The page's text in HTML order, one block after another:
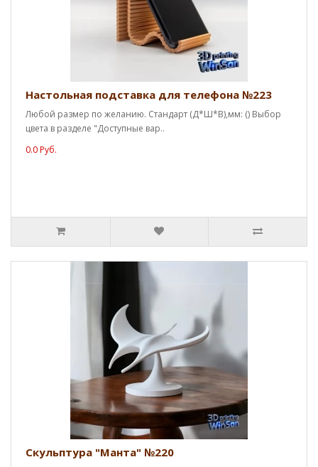
Настольная подставка для телефона №223
Любой размер по желанию. Стандарт (Д*Ш*В),мм: () Выбор
цвета в разделе "Доступные вар..
0.0 Руб.
Скульптура "Манта" №220